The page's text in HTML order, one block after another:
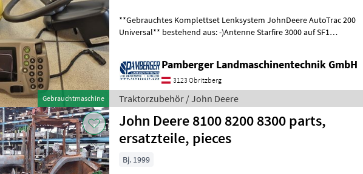
Gebrauchtmaschine
**Gebrauchtes Komplettset Lenksystem JohnDeere AutoTrac 200
Universal** bestehend aus: -)Antenne Starfire 3000 auf SF1
Pamberger Landmaschinentechnik GmbH
3123 Obritzberg
Traktorzubehör / John Deere
John Deere 8100 8200 8300 parts,
ersatzteile, pieces
Bj. 1999